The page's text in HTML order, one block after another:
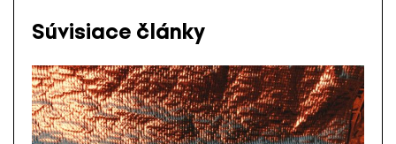
Súvisiace články